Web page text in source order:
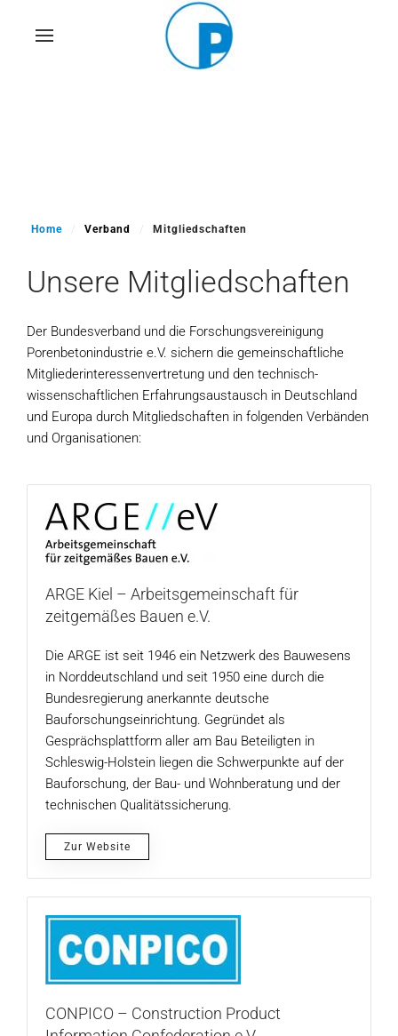
Skip
Home Verband Mitgliedschaften
Unsere Mitgliedschaften
Der Bundesverband und die Forschungsvereinigung
Porenbetonindustrie e.V. sichern die gemeinschaftliche
Mitgliederinteressenvertretung und den technisch-
wissenschaftlichen Erfahrungsaustausch in Deutschland
und Europa durch Mitgliedschaften in folgenden Verbänden
und Organisationen:
ARGE Kiel – Arbeitsgemeinschaft für
zeitgemäßes Bauen e.V.
Die ARGE ist seit 1946 ein Netzwerk des Bauwesens
in Norddeutschland und seit 1950 eine durch die
Bundesregierung anerkannte deutsche
Bauforschungseinrichtung. Gegründet als
Gesprächsplattform aller am Bau Beteiligten in
Schleswig-Holstein liegen die Schwerpunkte auf der
Bauforschung, der Bau- und Wohnberatung und der
technischen Qualitätssicherung.
Zur Website
CONPICO – Construction Product